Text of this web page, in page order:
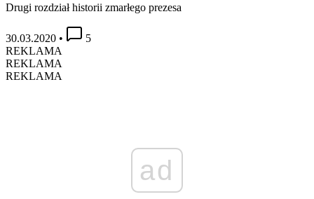
Drugi rozdział historii zmarłego prezesa
30.03.2020 •
5
REKLAMA
REKLAMA
REKLAMA
ad